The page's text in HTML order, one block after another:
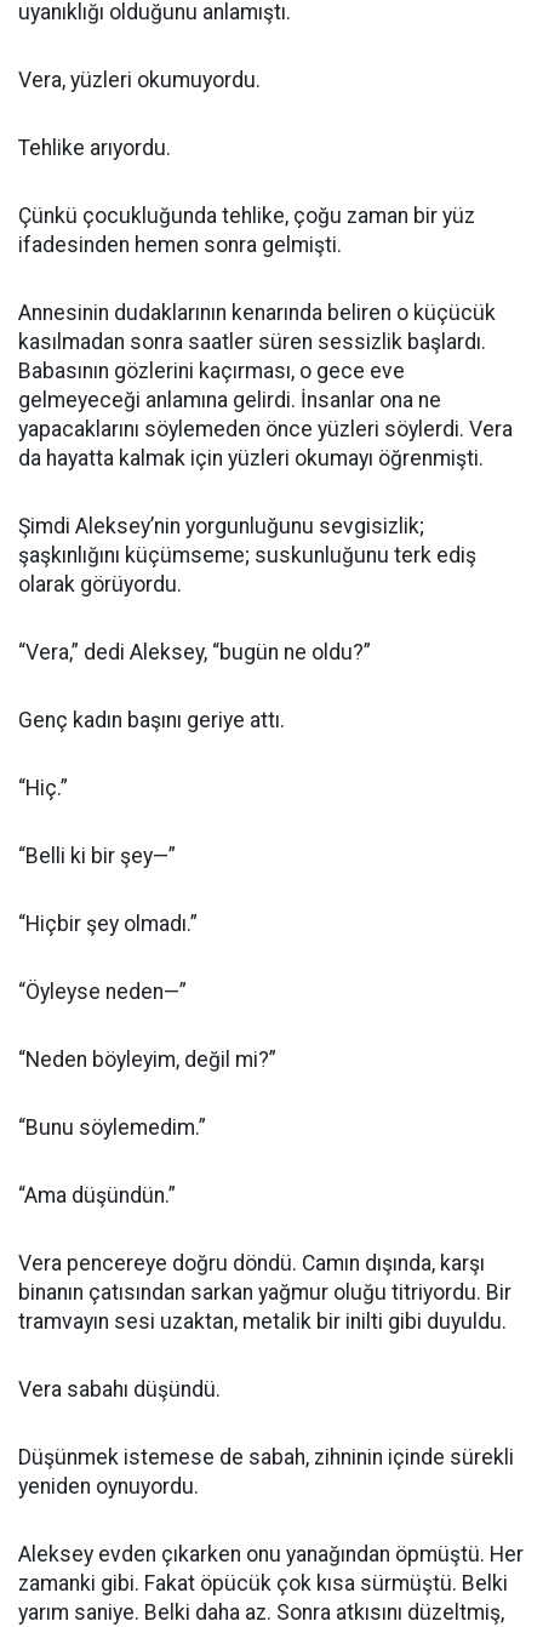
uyanıklığı olduğunu anlamıştı.
Vera, yüzleri okumuyordu.
Tehlike arıyordu.
Çünkü çocukluğunda tehlike, çoğu zaman bir yüz
ifadesinden hemen sonra gelmişti.
Annesinin dudaklarının kenarında beliren o küçücük
kasılmadan sonra saatler süren sessizlik başlardı.
Babasının gözlerini kaçırması, o gece eve
gelmeyeceği anlamına gelirdi. İnsanlar ona ne
yapacaklarını söylemeden önce yüzleri söylerdi. Vera
da hayatta kalmak için yüzleri okumayı öğrenmişti.
Şimdi Aleksey’nin yorgunluğunu sevgisizlik;
şaşkınlığını küçümseme; suskunluğunu terk ediş
olarak görüyordu.
“Vera,” dedi Aleksey, “bugün ne oldu?”
Genç kadın başını geriye attı.
“Hiç.”
“Belli ki bir şey—”
“Hiçbir şey olmadı.”
“Öyleyse neden—”
“Neden böyleyim, değil mi?”
“Bunu söylemedim.”
“Ama düşündün.”
Vera pencereye doğru döndü. Camın dışında, karşı
binanın çatısından sarkan yağmur oluğu titriyordu. Bir
tramvayın sesi uzaktan, metalik bir inilti gibi duyuldu.
Vera sabahı düşündü.
Düşünmek istemese de sabah, zihninin içinde sürekli
yeniden oynuyordu.
Aleksey evden çıkarken onu yanağından öpmüştü. Her
zamanki gibi. Fakat öpücük çok kısa sürmüştü. Belki
yarım saniye. Belki daha az. Sonra atkısını düzeltmiş,